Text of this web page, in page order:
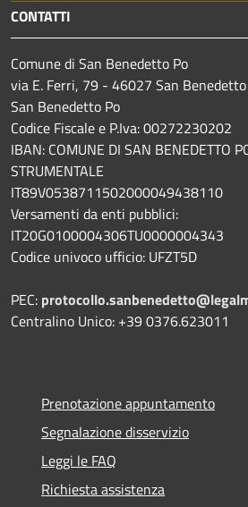
CONTATTI
Comune di San Benedetto Po
via E. Ferri, 79 - 46027 San
San Benedetto Po
Codice Fiscale e P.Iva: 00272230202
IBAN: COMUNE DI SAN BENEDETTO
STRUMENTALE
IT89V0538711502000049438110
Versamenti da enti pubblici:
IT20G0100004306TU0000004343
Codice univoco ufficio: UFZT5D
PEC:
Centralino Unico: +39 0376.623011
Prenotazione appuntamento
Segnalazione disservizio
Leggi le FAQ
Richiesta assistenza